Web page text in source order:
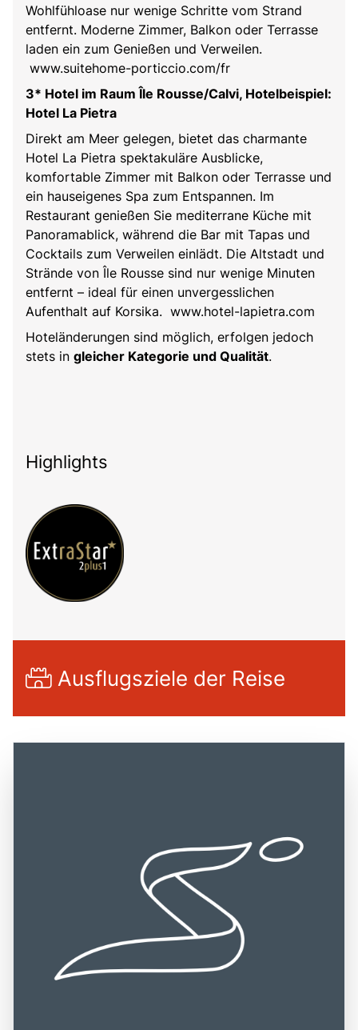
Wohlfühloase nur wenige Schritte vom Strand
entfernt. Moderne Zimmer, Balkon oder Terrasse
laden ein zum Genießen und Verweilen.
www.suitehome-porticcio.com/fr
3* Hotel im Raum Île Rousse/Calvi, Hotelbeispiel:
Hotel La Pietra
Direkt am Meer gelegen, bietet das charmante
Hotel La Pietra spektakuläre Ausblicke,
komfortable Zimmer mit Balkon oder Terrasse und
ein hauseigenes Spa zum Entspannen. Im
Restaurant genießen Sie mediterrane Küche mit
Panoramablick, während die Bar mit Tapas und
Cocktails zum Verweilen einlädt. Die Altstadt und
Strände von Île Rousse sind nur wenige Minuten
entfernt – ideal für einen unvergesslichen
Aufenthalt auf Korsika. www.hotel-lapietra.com
Hoteländerungen sind möglich, erfolgen jedoch
stets in gleicher Kategorie und Qualität.
Highlights
Ausflugsziele der Reise